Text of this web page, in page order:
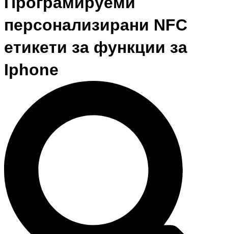
персонализирани NFC
етикети за функции за
Iphone